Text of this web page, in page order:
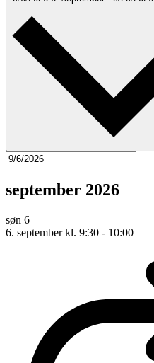
september 2026
søn 6
6. september kl. 9:30 - 10:00